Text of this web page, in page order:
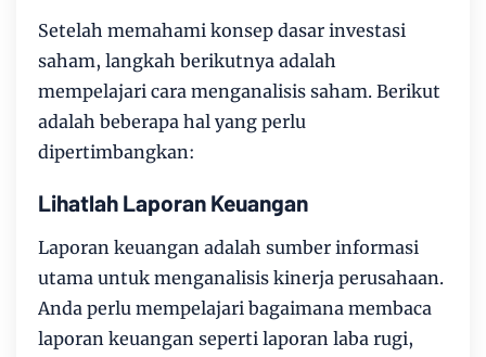
Setelah memahami konsep dasar investasi
saham, langkah berikutnya adalah
mempelajari cara menganalisis saham. Berikut
adalah beberapa hal yang perlu
dipertimbangkan:
Lihatlah Laporan Keuangan
Laporan keuangan adalah sumber informasi
utama untuk menganalisis kinerja perusahaan.
Anda perlu mempelajari bagaimana membaca
laporan keuangan seperti laporan laba rugi,